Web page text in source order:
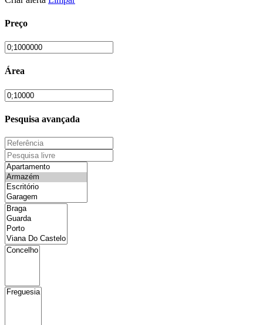
Preço
Área
Pesquisa avançada